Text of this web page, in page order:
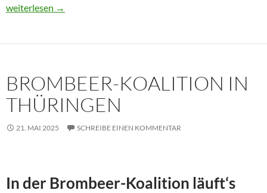
Usbekistan 2025: Unterwegs in einem Land im Aufbruch
weiterlesen →
BROMBEER-KOALITION IN
THÜRINGEN
21. MAI 2025 SCHREIBE EINEN KOMMENTAR
In der Brombeer-Koalition läuft‘s